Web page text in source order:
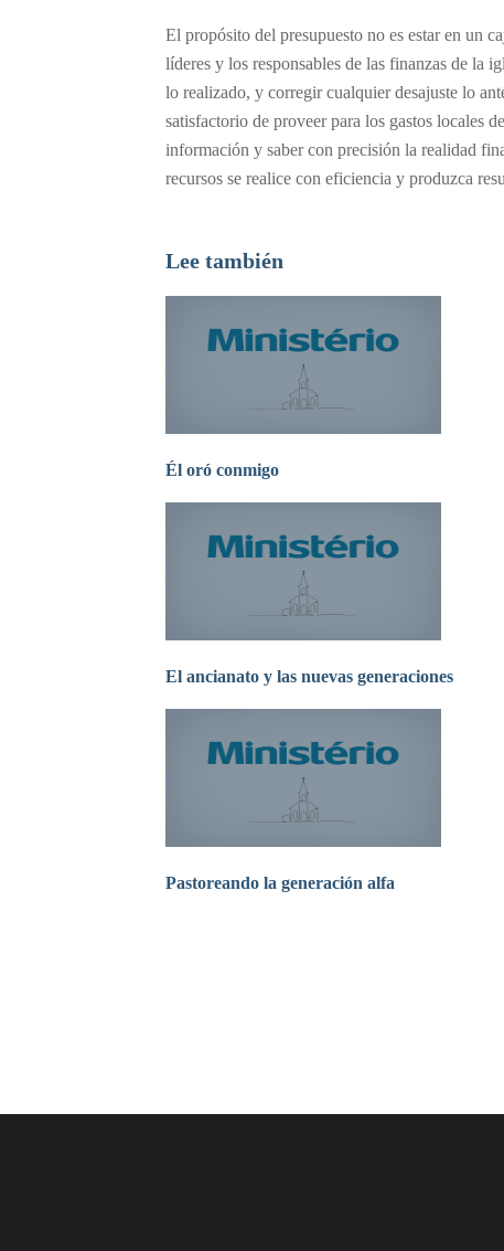
El propósito del presupuesto no es estar en un
líderes y los responsables de las finanzas de la
lo realizado, y corregir cualquier desajuste lo
satisfactorio de proveer para los gastos locales
información y saber con precisión la realidad
recursos se realice con eficiencia y produzca
Lee también
Él oró conmigo
El ancianato y las nuevas generaciones
Pastoreando la generación alfa